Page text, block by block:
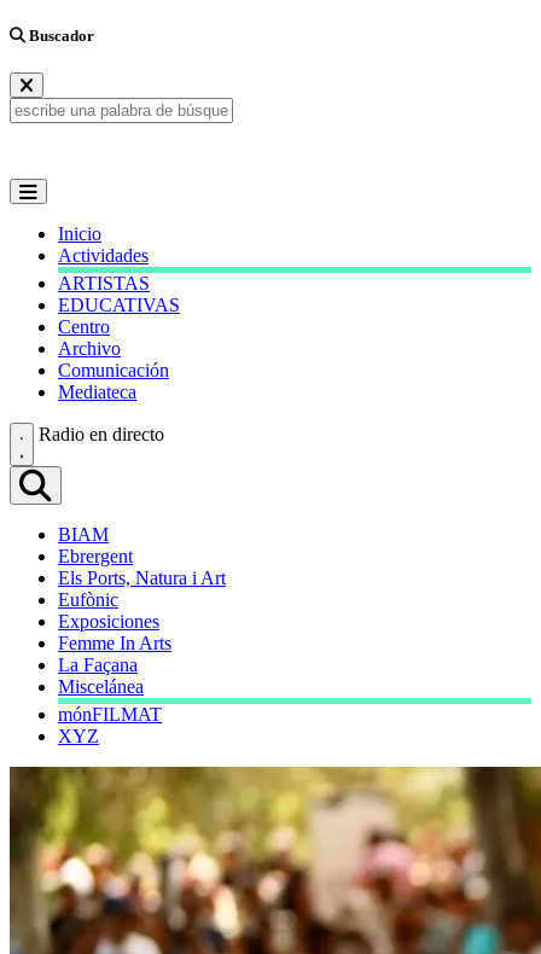
Buscador
Inicio
Actividades
ARTISTAS
EDUCATIVAS
Centro
Archivo
Comunicación
Mediateca
Radio en directo
BIAM
Ebrergent
Els Ports, Natura i Art
Eufònic
Exposiciones
Femme In Arts
La Façana
Miscelánea
mónFILMAT
XYZ